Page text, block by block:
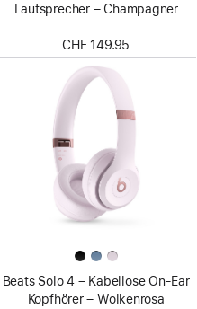
Lautsprecher – Champagner
CHF 149.95
Beats Solo 4 – Kabellose On‑Ear
Kopfhörer – Wolkenrosa